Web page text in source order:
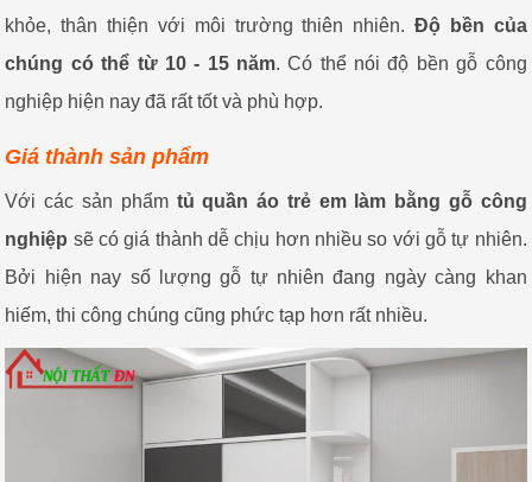
khỏe, thân thiện với môi trường thiên nhiên. Độ bền của
chúng có thể từ 10 - 15 năm. Có thể nói độ bền gỗ công
nghiệp hiện nay đã rất tốt và phù hợp.
Giá thành sản phẩm
Với các sản phẩm tủ quần áo trẻ em làm bằng gỗ công
nghiệp sẽ có giá thành dễ chịu hơn nhiều so với gỗ tự nhiên.
Bởi hiện nay số lượng gỗ tự nhiên đang ngày càng khan
hiếm, thi công chúng cũng phức tạp hơn rất nhiều.